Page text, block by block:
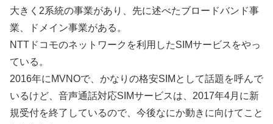
大きく2系統の事業があり、先に述べたブロードバンド事
業、ドメイン事業がある。
NTTドコモのネットワークを利用したSIMサービスをやっ
ている。
2016年にMVNOで、かなりの格安SIMとして話題を呼んで
いるけど、音声通話対応SIMサービスは、2017年4月に新
規受付を終了しているので、今後なにか動きに向けてこと